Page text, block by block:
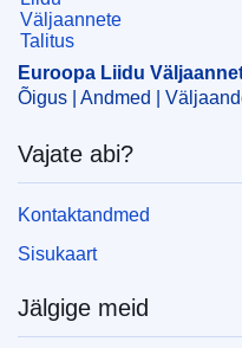
EDITION : 92c8c969-
EDITION : 7aa60dea-
EDITION : 0754d939-
Euroopa Liidu
Õigus | Andmed |
Vajate abi?
Kontaktandmed
Sisukaart
Jälgige meid